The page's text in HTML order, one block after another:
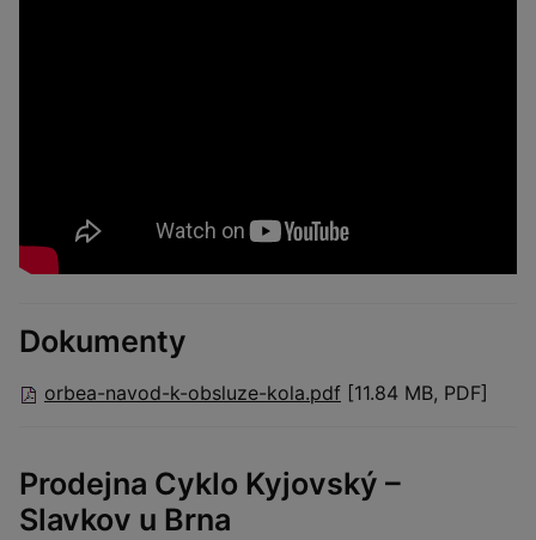
Dokumenty
orbea-navod-k-obsluze-kola.pdf [11.84 MB, PDF]
Prodejna Cyklo Kyjovský –
Slavkov u Brna